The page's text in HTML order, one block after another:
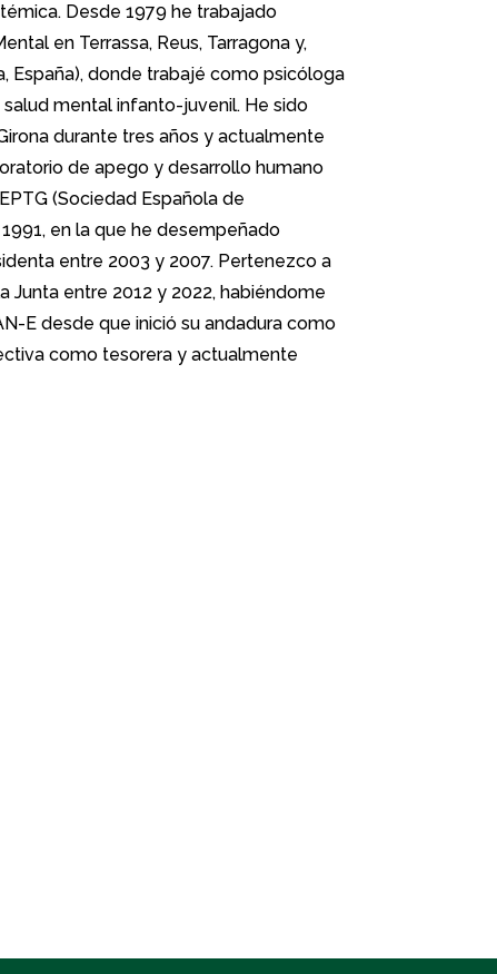
Desde 1979 he trabajado
en Terrassa, Reus, Tarragona y,
España), donde trabajé como psicóloga
mental infanto-juvenil. He sido
durante tres años y actualmente
de apego y desarrollo humano
(Sociedad Española de
en la que he desempeñado
entre 2003 y 2007. Pertenezco a
Junta entre 2012 y 2022, habiéndome
E desde que inició su andadura como
como tesorera y actualmente